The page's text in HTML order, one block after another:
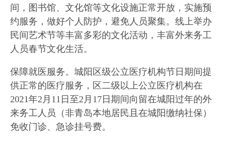
间，图书馆、文化馆等文化设施正常开放，实施预
约服务，做好个人防护，避免人员聚集。线上举办
民间艺术节等丰富多彩的文化活动，丰富外来务工
人员春节文化生活。
保障就医服务。城阳区级公立医疗机构节日期间提
供正常的医疗服务，区二级以上公立医疗机构在
2021年2月11日至2月17日期间向留在城阳过年的外
来务工人员（非青岛本地居民且在城阳缴纳社保）
免收门诊、急诊挂号费。